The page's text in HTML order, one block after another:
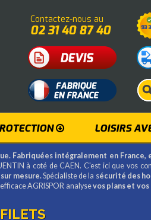
Contactez-nous au
02 31 40 87 40
LOISIRS
Fabriquées intégralement en
à coté de CAEN. C'est ici que vos
mesure.Spécialiste de la sécurité des
AGRISPOR analysevos plans et